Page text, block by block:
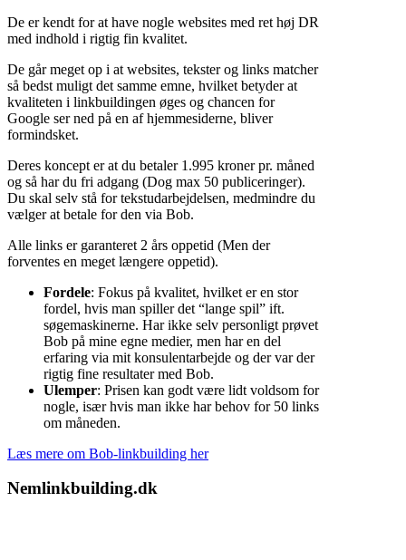
De er kendt for at have nogle websites med ret høj DR
med indhold i rigtig fin kvalitet.
De går meget op i at websites, tekster og links matcher
så bedst muligt det samme emne, hvilket betyder at
kvaliteten i linkbuildingen øges og chancen for
Google ser ned på en af hjemmesiderne, bliver
formindsket.
Deres koncept er at du betaler 1.995 kroner pr. måned
og så har du fri adgang (Dog max 50 publiceringer).
Du skal selv stå for tekstudarbejdelsen, medmindre du
vælger at betale for den via Bob.
Alle links er garanteret 2 års oppetid (Men der
forventes en meget længere oppetid).
Fordele: Fokus på kvalitet, hvilket er en stor
fordel, hvis man spiller det “lange spil” ift.
søgemaskinerne. Har ikke selv personligt prøvet
Bob på mine egne medier, men har en del
erfaring via mit konsulentarbejde og der var der
rigtig fine resultater med Bob.
Ulemper: Prisen kan godt være lidt voldsom for
nogle, især hvis man ikke har behov for 50 links
om måneden.
Læs mere om Bob-linkbuilding her
Nemlinkbuilding.dk